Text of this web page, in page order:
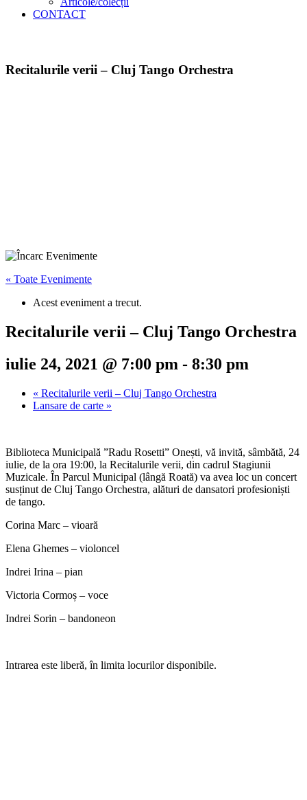
CONTACT
Recitalurile verii – Cluj Tango Orchestra
« Toate Evenimente
Acest eveniment a trecut.
Recitalurile verii – Cluj Tango Orchestra
iulie 24, 2021 @ 7:00 pm - 8:30 pm
« Recitalurile verii – Cluj Tango Orchestra
Lansare de carte »
Biblioteca Municipală ”Radu Rosetti” Onești, vă invită, sâmbătă, 24
iulie, de la ora 19:00, la Recitalurile verii, din cadrul Stagiunii
Muzicale. În Parcul Municipal (lângă Roată) va avea loc un concert
susținut de Cluj Tango Orchestra, alături de dansatori profesioniști
de tango.
Corina Marc – vioară
Elena Ghemes – violoncel
Indrei Irina – pian
Victoria Cormoș – voce
Indrei Sorin – bandoneon
Intrarea este liberă, în limita locurilor disponibile.